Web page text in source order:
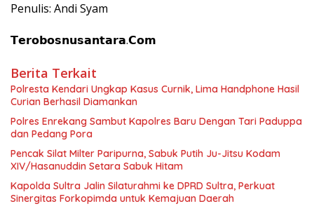
Penulis: Andi Syam
𝗧𝗲𝗿𝗼𝗯𝗼𝘀𝗻𝘂𝘀𝗮𝗻𝘁𝗮𝗿𝗮.𝗖𝗼𝗺
Berita Terkait
Polresta Kendari Ungkap Kasus Curnik, Lima Handphone Hasil
Curian Berhasil Diamankan
Polres Enrekang Sambut Kapolres Baru Dengan Tari Paduppa
dan Pedang Pora
Pencak Silat Milter Paripurna, Sabuk Putih Ju-Jitsu Kodam
XIV/Hasanuddin Setara Sabuk Hitam
Kapolda Sultra Jalin Silaturahmi ke DPRD Sultra, Perkuat
Sinergitas Forkopimda untuk Kemajuan Daerah